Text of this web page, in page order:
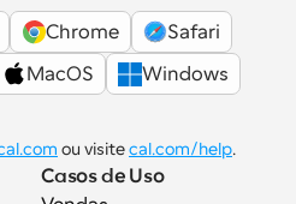
Chrome
Safari
MacOS
Windows
ou visite cal.com/help.
Casos de Uso